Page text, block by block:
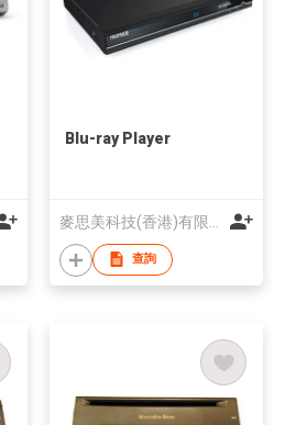
Blu-ray Player
查詢